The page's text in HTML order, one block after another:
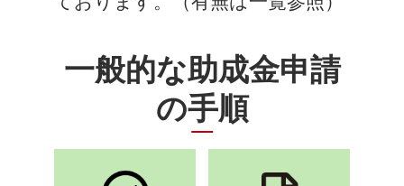
一般的な助成金申請
の手順